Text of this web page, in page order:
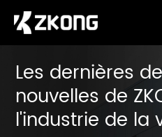
Les dernières
nouvelles de
l'industrie de la